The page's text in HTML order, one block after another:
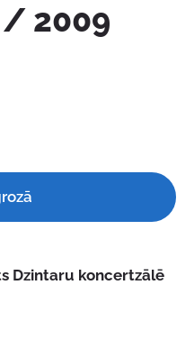
2009
Dzintaru koncertzālē